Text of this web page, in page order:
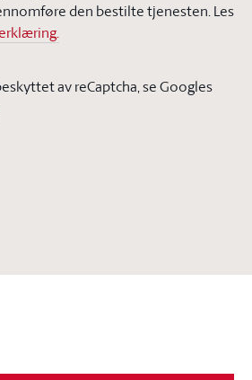
den bestilte tjenesten. Les
av reCaptcha, se Googles